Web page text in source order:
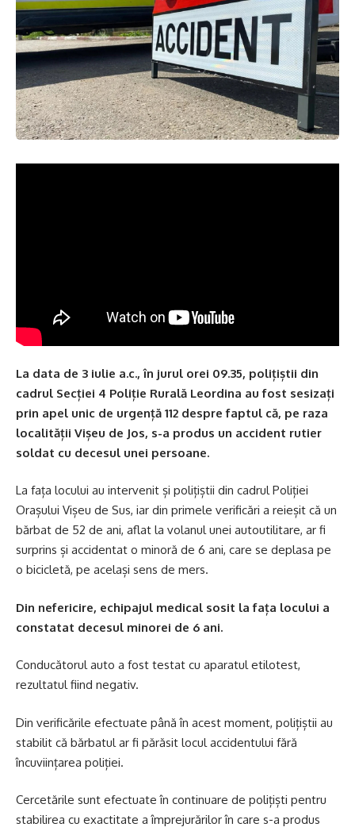
La data de 3 iulie a.c., în jurul orei 09.35, polițiștii din
cadrul Secției 4 Poliție Rurală Leordina au fost sesizați
prin apel unic de urgență 112 despre faptul că, pe raza
localității Vișeu de Jos, s-a produs un accident rutier
soldat cu decesul unei persoane.
La fața locului au intervenit și polițiștii din cadrul Poliției
Orașului Vișeu de Sus, iar din primele verificări a reieșit că un
bărbat de 52 de ani, aflat la volanul unei autoutilitare, ar fi
surprins și accidentat o minoră de 6 ani, care se deplasa pe
o bicicletă, pe același sens de mers.
Din nefericire, echipajul medical sosit la fața locului a
constatat decesul minorei de 6 ani.
Conducătorul auto a fost testat cu aparatul etilotest,
rezultatul fiind negativ.
Din verificările efectuate până în acest moment, polițiștii au
stabilit că bărbatul ar fi părăsit locul accidentului fără
încuviințarea poliției.
Cercetările sunt efectuate în continuare de polițiști pentru
stabilirea cu exactitate a împrejurărilor în care s-a produs